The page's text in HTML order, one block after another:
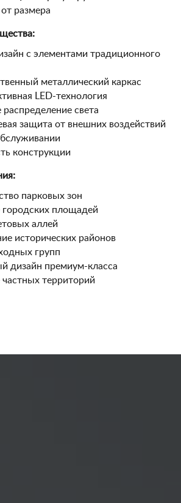
размера
с элементами традиционного
металлический каркас
LED-технология
света
защита от внешних воздействий
конструкции
парковых зон
площадей
аллей
исторических районов
групп
дизайн премиум-класса
территорий